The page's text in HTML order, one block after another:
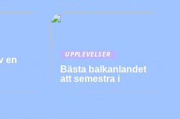
en
UPPLEVELSER
Bästa balkanlandet
att semestra i